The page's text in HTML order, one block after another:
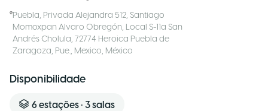
Puebla, Privada Alejandra 512, Santiago
Momoxpan Alvaro Obregón, Local S-11a San
Andrés Cholula, 72774 Heroica Puebla de
Zaragoza, Pue., Mexico, México
Disponibilidade
6 estações • 3salas